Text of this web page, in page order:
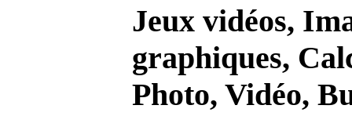
Jeux vidéos,
graphiques,
Photo, Vidéo,